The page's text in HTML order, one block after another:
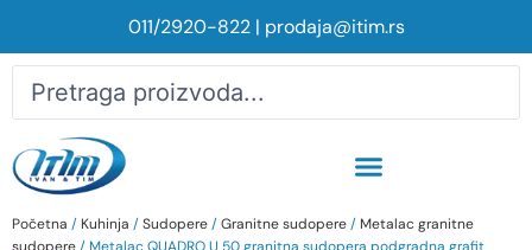
011/2920-822| prodaja@itim.rs
Početna / Kuhinja /Sudopere/Granitne sudopere/ Metalac granitne